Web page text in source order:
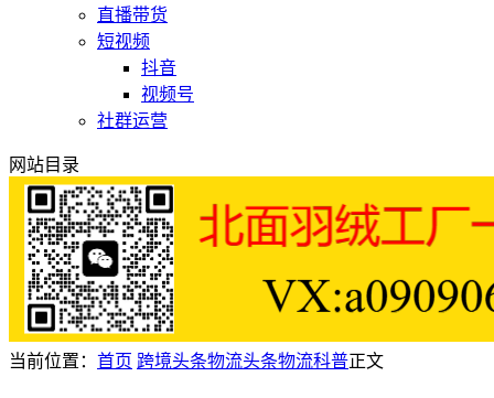
直播带货
短视频
抖音
视频号
社群运营
网站目录
当前位置： 首页 跨境头条物流头条物流科普正文